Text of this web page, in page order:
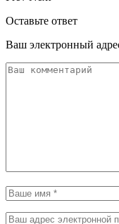
Оставьте ответ
Ваш электронный